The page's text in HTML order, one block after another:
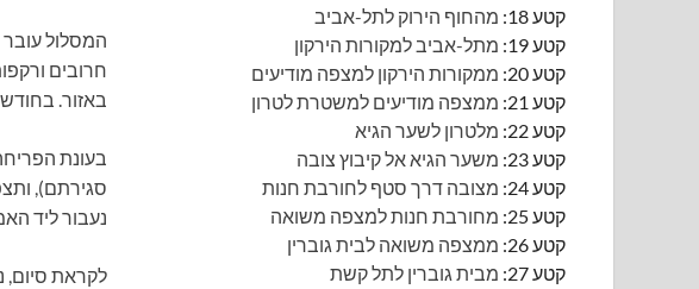
המסלול עובר
חרובים
באזור.
בעונת
סגירתם),
נעבור ליד
לקראת סיום,
קטע 18:
מהחוף הירוק לתל-אביב
קטע 19:
מתל-אביב למקורות הירקון
קטע 20:
ממקורות הירקון למצפה מודיעים
קטע 21:
ממצפה מודיעים למשטרת לטרון
קטע 22:
מלטרון לשער הגיא
קטע 23:
משער הגיא אל קיבוץ צובה
קטע 24:
מצובה דרך סטף לחורבת חנות
קטע 25:
מחורבת חנות למצפה משואה
קטע 26:
ממצפה משואה לבית גוברין
קטע 27:
מבית גוברין לתל קשת